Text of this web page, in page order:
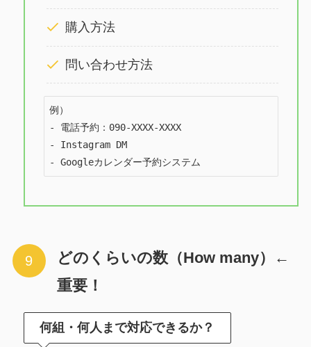
購入方法
問い合わせ方法
例）
- 電話予約：090-XXXX-XXXX
- Instagram DM
- Googleカレンダー予約システム
どのくらいの数（How many）←
重要！
何組・何人まで対応できるか？